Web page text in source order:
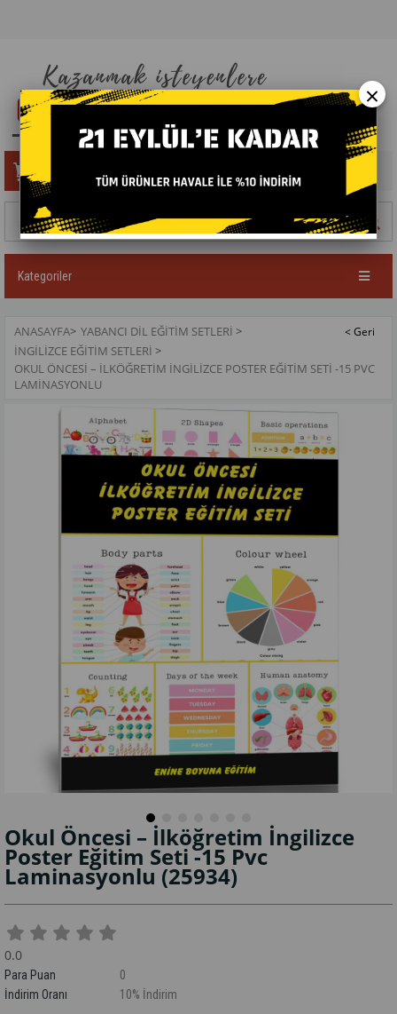
Kategoriler
ANASAYFA> YABANCI DIL EĞITIM SETLERI >
İNGILIZCE EĞITIM SETLERI >
OKUL ÖNCESI – İLKÖĞRETIM İNGILIZCE POSTER EĞITIM SETI -15 PVC
LAMINASYONLU
Okul Öncesi – İlköğretim İngilizce
Poster Eğitim Seti -15 Pvc
Laminasyonlu (25934)
0.0
Para Puan
0
İndirim Oranı
%
10 İndirim
×